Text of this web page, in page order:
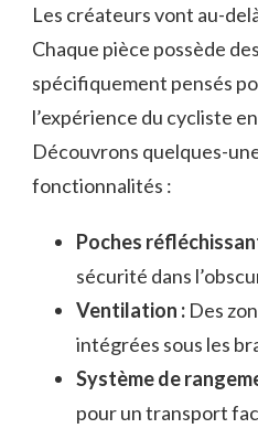
Les créateurs vont au-
Chaque pièce possède
spécifiquement pensés
l’expérience du cycliste
Découvrons quelques-
fonctionnalités :
Poches
sécurité dans
Ventilation : Des
intégrées sous les
Système de
pour un transport